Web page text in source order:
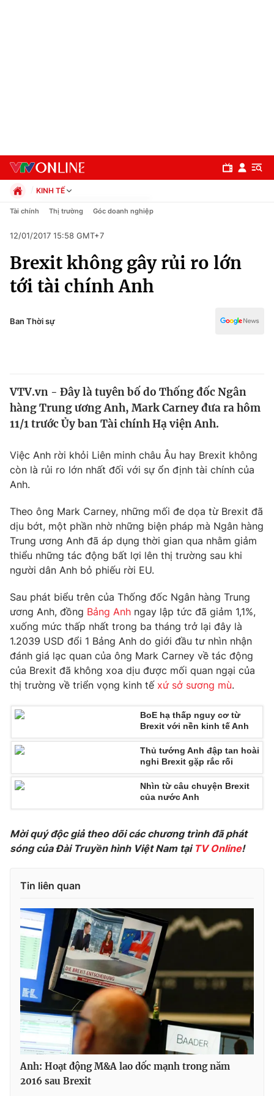
Chuyên mục
Chính trị
Thế giới
Thế giới đó đây
Kinh tế
Tài chính
Thị trường
Góc doanh nghiệp
Dữ liệu và đời sống
Truyền hình
Phim VTV
Hậu trường
Nhân vật
Khán giả
Giải sao mai
Giải trí
Âm nhạc
Sao
Đời sống
Du lịch
Làm đẹp
Chất lượng cuộc sống
Giáo dục
Tuyển sinh
Học trực tuyến
Công nghệ
Hitech Công nghệ tương lai
Sản phẩm
Thị trường
Giao lưu trực tuyến
Lịch phát sóng
Chuyên mục khác
Emagazine Podcast
Photo Infographic
VTV Money VTV Thể thao
VTV Sức khoẻ Bất động sản
Thị trường 24h Tấm lòng Việt
VTV4 Vươn mình bằng AI
VTV9 VTV8
KINH TẾ
Chính trị
Pháp luật
Kinh tế
Thể thao
Truyền hình
Y tế
Tài chính Thị trường Góc doanh nghiệp
12/01/2017 15:58 GMT+7
Brexit không gây rủi ro lớn
tới tài chính Anh
Ban Thời sự
VTV.vn - Đây là tuyên bố do Thống đốc Ngân
hàng Trung ương Anh, Mark Carney đưa ra hôm
11/1 trước Ủy ban Tài chính Hạ viện Anh.
Việc Anh rời khỏi Liên minh châu Âu hay Brexit không
còn là rủi ro lớn nhất đối với sự ổn định tài chính của
Anh.
Theo ông Mark Carney, những mối đe dọa từ Brexit đã
dịu bớt, một phần nhờ những biện pháp mà Ngân hàng
Trung ương Anh đã áp dụng thời gian qua nhằm giảm
thiểu những tác động bất lợi lên thị trường sau khi
người dân Anh bỏ phiếu rời EU.
Sau phát biểu trên của Thống đốc Ngân hàng Trung
ương Anh, đồng Bảng Anh ngay lập tức đã giảm 1,1%,
xuống mức thấp nhất trong ba tháng trở lại đây là
1.2039 USD đổi 1 Bảng Anh do giới đầu tư nhìn nhận
đánh giá lạc quan của ông Mark Carney về tác động
của Brexit đã không xoa dịu được mối quan ngại của
thị trường về triển vọng kinh tế xứ sở sương mù.
BoE hạ thấp nguy cơ từ
Brexit với nền kinh tế Anh
Thủ tướng Anh đập tan hoài
nghi Brexit gặp rắc rối
Nhìn từ câu chuyện Brexit
của nước Anh
Mời quý độc giả theo dõi các chương trình đã phát
sóng của Đài Truyền hình Việt Nam tại TV Online!
Tin liên quan
Anh: Hoạt động M&A lao dốc mạnh trong năm
2016 sau Brexit